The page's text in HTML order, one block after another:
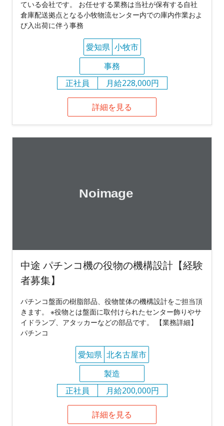
ている会社です。 お任せする業務は当社が保有する自社
倉庫配送拠点となる小牧物流センター内での庫内作業およ
び入出荷に伴う事務
愛知県 小牧市
事務
正社員
月給228,000円
詳細を見る
中途 パチンコ機の役物の機構設計【経験
者募集】
パチンコ盤面の樹脂部品、役物筐体の機構設計をご担当頂
きます。 ※役物とは盤面に取付けられたセンター飾りやサ
イドランプ、アタッカーなどの部品です。 【業務詳細】
パチンコ
愛知県 北名古屋市
製造
正社員
月給200,000円
詳細を見る